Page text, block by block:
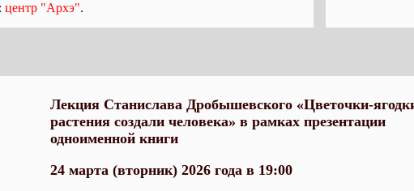
центр "Архэ".
Лекция Станислава Дробышевского «Цветочки-
растения создали человека» в рамках презентации
одноименной книги
24 марта (вторник) 2026 года в 19:00